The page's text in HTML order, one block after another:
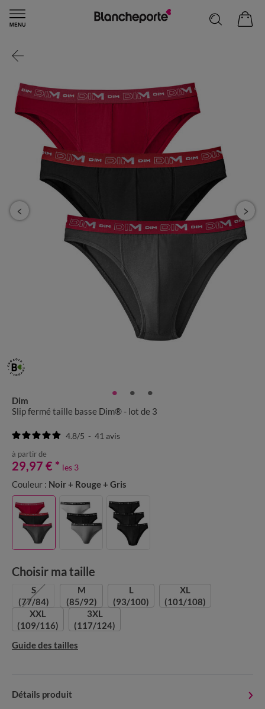
Dim
Slip fermé taille basse Dim® - lot de 3
4.8/5 - 41 avis
à partir de
29,97 € * les 3
Couleur : Noir + Rouge + Gris
Choisir ma taille
S
(77/84)
M
(85/92)
L
(93/100)
XL
(101/108)
XXL
(109/116)
3XL
(117/124)
Guide des tailles
Détails produit